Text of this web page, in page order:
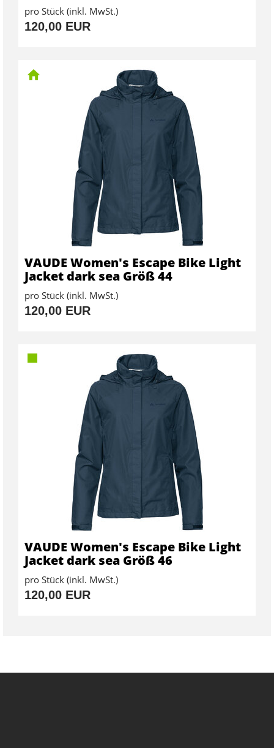
pro Stück (inkl. MwSt.)
120,00 EUR
VAUDE Women's Escape Bike Light
Jacket dark sea Größ 44
pro Stück (inkl. MwSt.)
120,00 EUR
VAUDE Women's Escape Bike Light
Jacket dark sea Größ 46
pro Stück (inkl. MwSt.)
120,00 EUR